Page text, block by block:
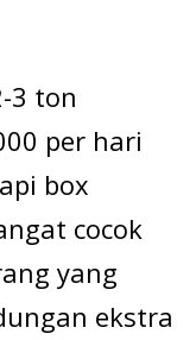
3 ton
per hari
box
cocok
yang
ekstra